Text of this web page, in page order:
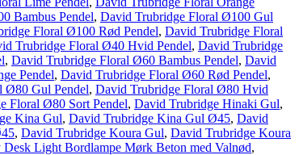
Bambus Pendel, David Trubridge Floral Ø100 Gul
Floral Ø100 Rød Pendel, David Trubridge Floral
Trubridge Floral Ø40 Hvid Pendel, David Trubridge
, David Trubridge Floral Ø60 Bambus Pendel, David
Pendel, David Trubridge Floral Ø60 Rød Pendel,
Ø80 Gul Pendel, David Trubridge Floral Ø80 Hvid
Floral Ø80 Sort Pendel, David Trubridge Hinaki Gul,
Kina Gul, David Trubridge Kina Gul Ø45, David
, David Trubridge Koura Gul, David Trubridge Koura
Desk Light Bordlampe Mørk Beton med Valnød,